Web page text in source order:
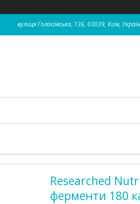
вулиця Голосіївська, 13Б, 03039, Київ,
Researched
ферменти 180